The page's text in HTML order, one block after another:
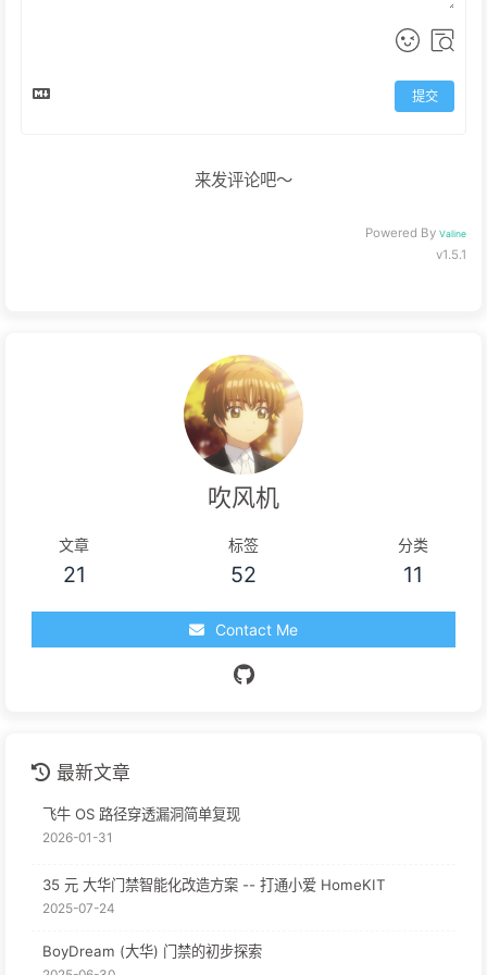
提交
来发评论吧～
Powered By Valine
v1.5.1
吹风机
文章
21
标签
52
分类
11
Contact Me
最新文章
飞牛 OS 路径穿透漏洞简单复现
2026-01-31
35 元 大华门禁智能化改造方案 -- 打通小爱 HomeKIT
2025-07-24
BoyDream (大华) 门禁的初步探索